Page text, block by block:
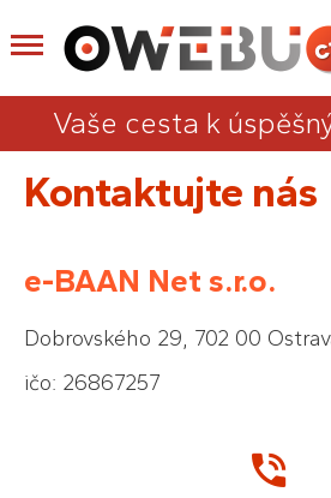
Vaše cesta k
Kontaktujte nás
e-BAAN Net s.r.o.
Dobrovského 29, 702 00
ičo: 26867257